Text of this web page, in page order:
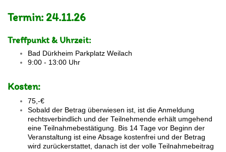
Termin: 24.11.26
Treffpunkt & Uhrzeit:
Bad Dürkheim Parkplatz Weilach
9:00 - 13:00 Uhr
Kosten:
75,-€
Sobald der Betrag überwiesen ist, ist die Anmeldung
rechtsverbindlich und der Teilnehmende erhält umgehend
eine Teilnahmebestätigung. Bis 14 Tage vor Beginn der
Veranstaltung ist eine Absage kostenfrei und der Betrag
wird zurückerstattet, danach ist der volle Teilnahmebeitrag